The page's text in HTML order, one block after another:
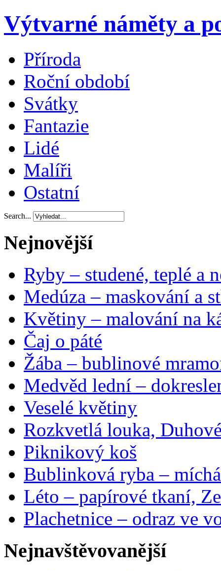
Výtvarné náměty a
Příroda
Roční období
Svátky
Fantazie
Lidé
Malíři
Ostatní
Search...
Nejnovější
Ryby – studené, teplé a
Medúza – maskování a
Květiny – malování na
Čaj o páté
Žába – bublinové
Medvěd lední –
Veselé květiny
Rozkvetlá louka,
Piknikový koš
Bublinková ryba –
Léto – papírové tkaní,
Plachetnice – odraz ve
Nejnavštěvovanější